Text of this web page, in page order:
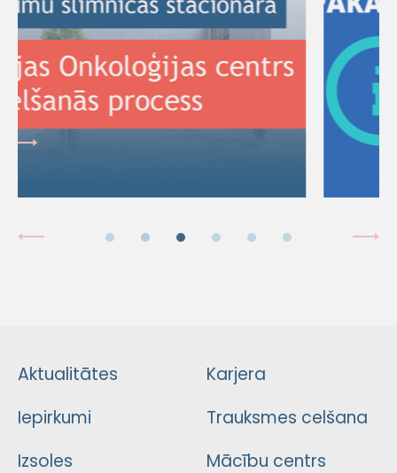
Aktualitātes
Iepirkumi
Izsoles
Karjera
Trauksmes celšana
Mācību centrs